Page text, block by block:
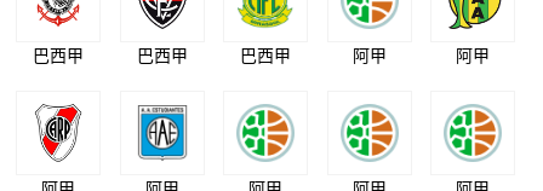
巴西甲 巴西甲 巴西甲 阿甲 阿甲